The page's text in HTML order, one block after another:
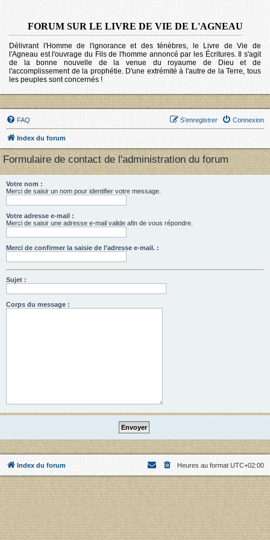
FORUM SUR LE LIVRE DE VIE DE L'AGNEAU
Délivrant l'Homme de l'ignorance et des ténèbres, le Livre de Vie de
l'Agneau est l'ouvrage du Fils de l'homme annoncé par les Écritures. Il s'agit
de la bonne nouvelle de la venue du royaume de Dieu et de
l'accomplissement de la prophétie. D'une extrémité à l'autre de la Terre, tous
les peuples sont concernés !
FAQ Connexion
S’enregistrer
Index du forum
Formulaire de contact de l'administration du forum
Votre nom :
Merci de saisir un nom pour identifier votre message.
Votre adresse e-mail :
Merci de saisir une adresse e-mail valide afin de vous répondre.
Merci de confirmer la saisie de l’adresse e-mail. :
Sujet :
Corps du message :
Index du forum Heures au format UTC+02:00